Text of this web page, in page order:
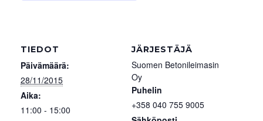
TIEDOT
Päivämäärä:
28/11/2015
Aika:
11:00 - 15:00
JÄRJESTÄJÄ
Suomen Betonileimasin
Oy
Puhelin
+358 040 755 9005